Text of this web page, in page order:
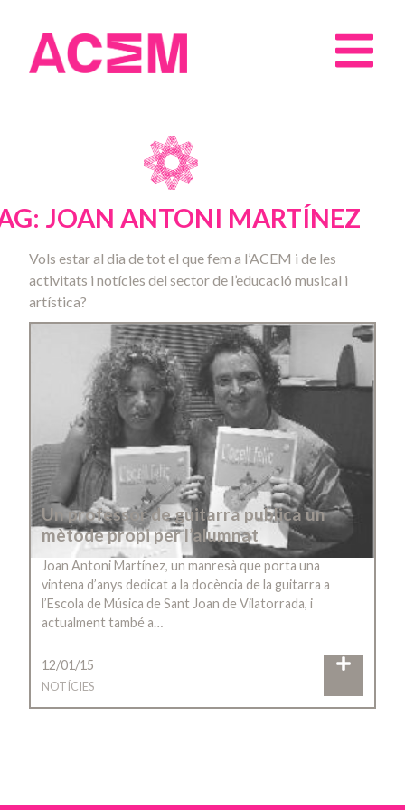
JOAN ANTONI MARTÍNEZ
Vols estar al dia de tot el que fem a l’ACEM i de les
activitats i notícies del sector de l’educació musical i
artística?
Un professor de guitarra publica un
mètode propi per l’alumnat
Joan Antoni Martínez, un manresà que porta una
vintena d’anys dedicat a la docència de la guitarra a
l’Escola de Música de Sant Joan de Vilatorrada, i
actualment també a…
12/01/15
NOTÍCIES